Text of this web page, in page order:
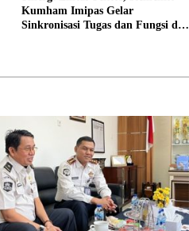
Kumham Imipas Gelar
Sinkronisasi Tugas dan Fungsi di